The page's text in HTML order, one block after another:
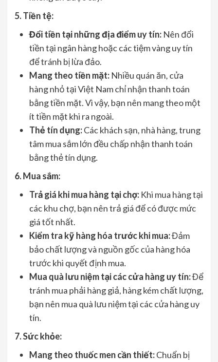
5. Tiền tệ:
Đổi tiền tại những địa điểm uy tín: Nên đổi
tiền tại ngân hàng hoặc các tiệm vàng uy tín
để tránh bị lừa đảo.
Mang theo tiền mặt: Nhiều quán ăn, cửa
hàng nhỏ tại Việt Nam chỉ nhận thanh toán
bằng tiền mặt. Vì vậy, bạn nên mang theo một
ít tiền mặt khi ra ngoài.
Thẻ tín dụng:Các khách sạn, nhà hàng, trung
tâm mua sắm lớn đều chấp nhận thanh toán
bằng thẻ tín dụng.
6. Mua sắm:
Trả giá khi mua hàng tại chợ: Khi mua hàng tại
các khu chợ, bạn nên trả giá để có được mức
giá tốt nhất.
Kiểm tra kỹ hàng hóa trước khi mua:Đảm
bảo chất lượng và nguồn gốc của hàng hóa
trước khi quyết định mua.
Mua quà lưu niệm tại các cửa hàng uy tín:Để
tránh mua phải hàng giả, hàng kém chất lượng,
bạn nên mua quà lưu niệm tại các cửa hàng uy
tín.
7. Sức khỏe:
Mang theo thuốc men cần thiết:Chuẩn bị